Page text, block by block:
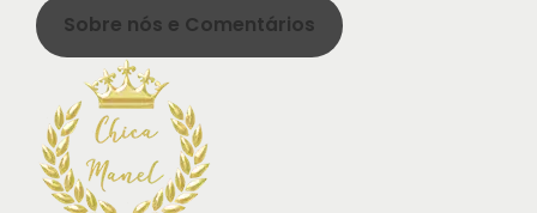
Sobre nós e Comentários